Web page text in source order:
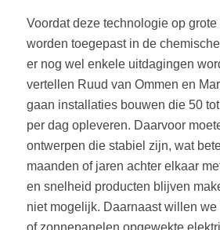
Voordat deze technologie op
worden toegepast in de
er nog wel enkele uitdagingen
vertellen Ruud van Ommen en
gaan installaties bouwen die 50
per dag opleveren. Daarvoor
ontwerpen die stabiel zijn, wat
maanden of jaren achter elkaar
en snelheid producten blijven
niet mogelijk. Daarnaast willen
of zonnepanelen opgewekte